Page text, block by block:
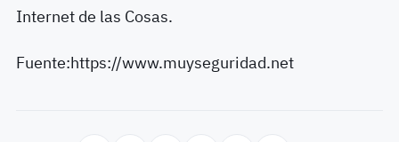
Internet de las Cosas.
Fuente:https://www.muyseguridad.net